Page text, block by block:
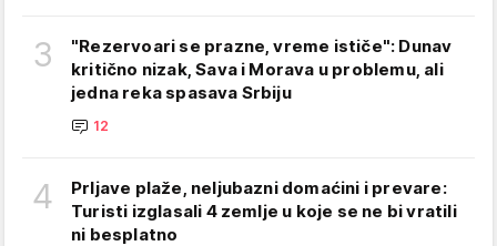
3
"Rezervoari se prazne, vreme ističe": Dunav
kritično nizak, Sava i Morava u problemu, ali
jedna reka spasava Srbiju
12
4
Prljave plaže, neljubazni domaćini i prevare:
Turisti izglasali 4 zemlje u koje se ne bi vratili
ni besplatno